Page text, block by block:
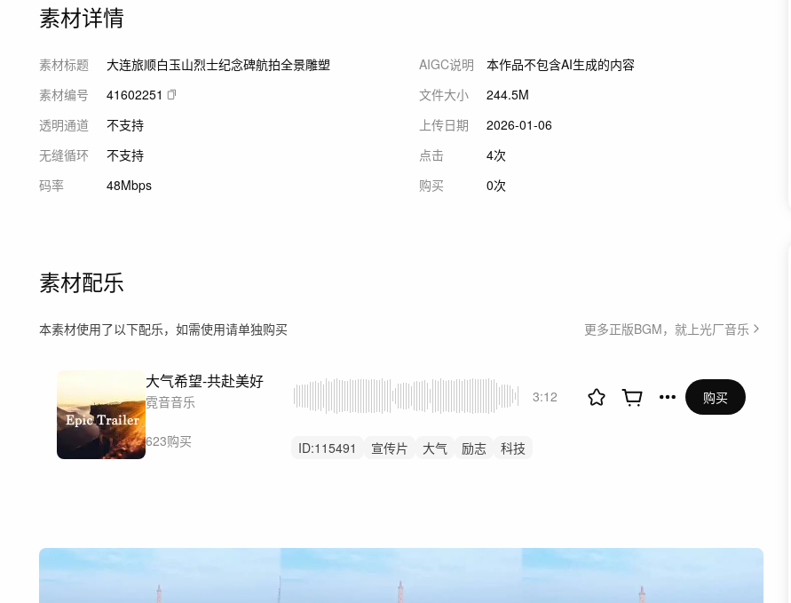
素材详情
素材标题
大连旅顺白玉山烈士纪念碑航拍全景雕塑
素材编号
41602251
透明通道
不支持
无缝循环
不支持
码率
48Mbps
AIGC说明
本作品不包含AI生成的内容
文件大小
244.5M
上传日期
2026-01-06
点击
4次
购买
0次
素材配乐
本素材使用了以下配乐，如需使用请单独购买 更多正版BGM，就上光厂音乐
大气希望-共赴美好
霓音音乐
623购买
3:12
ID:115491 宣传片 大气 励志
科技
购买